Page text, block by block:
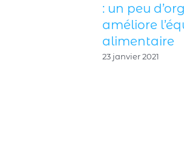
: un peu
améliore
alimentaire
23 janvier 2021